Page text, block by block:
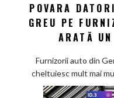
POVARA
GREU PE
ARATĂ
Furnizorii auto din
cheltuiesc mult mai